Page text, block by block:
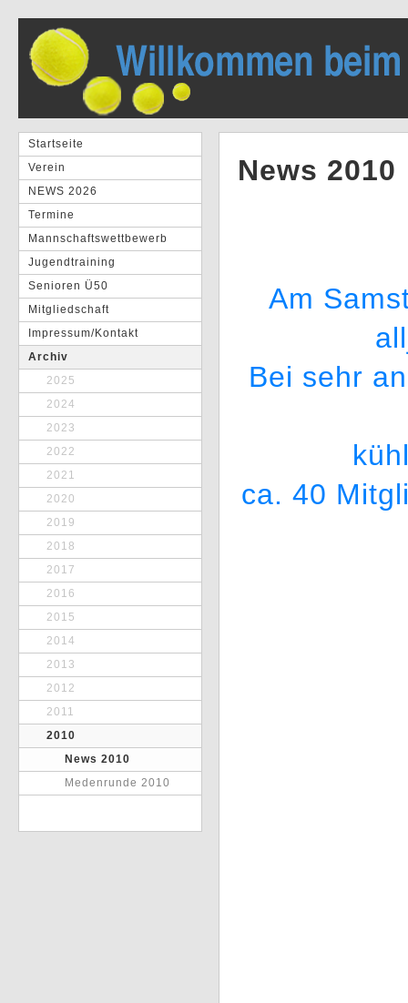
Startseite
Verein
NEWS 2026
Termine
Mannschaftswettbewerb
Jugendtraining
Senioren Ü50
Mitgliedschaft
Impressum/Kontakt
Archiv
2025
2024
2023
2022
2021
2020
2019
2018
2017
2016
2015
2014
2013
2012
2011
2010
News 2010
Medenrunde 2010
News 2010
Am
Bei sehr
ca. 40